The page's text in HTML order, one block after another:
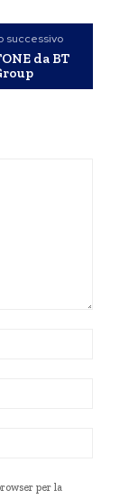
successivo
da BT
per la